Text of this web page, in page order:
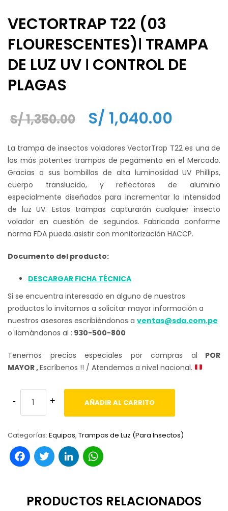
VECTORTRAP T22 (03
FLOURESCENTES)ǀ TRAMPA
DE LUZ UV ǀ CONTROL DE
PLAGAS
S/1,350.00
El
original
era:
S/ 1,350.00.
S/ 1,040.00
actual
es:
S/
La trampa de insectos voladores VectorTrap T22 es una de
las más potentes trampas de pegamento en el Mercado.
Gracias a sus bombillas de alta luminosidad UV Phillips,
cuerpo translucido, y reflectores de aluminio
especialmente diseñados para incrementar la intensidad
de luz UV. Estas trampas capturarán cualquier insecto
volador en cuestión de segundos. Fabricada conforme
norma FDA puede asistir con monitorización HACCP.
Documento del producto:
DESCARGAR FICHA TÉCNICA
Si se encuentra interesado en alguno de nuestros
productos lo invitamos a solicitar mayor información a
nuestros asesores escribiéndonos a ventas@sda.com.pe
o llamándonos al : 930-500-800
Tenemos precios especiales por compras al POR
MAYOR ,Escríbenos !! / Atendemos a nivel nacional.
AÑADIR AL CARRITO
Categorías: Equipos, Trampas de Luz (Para Insectos)
Facebook
TwitterLinkedIn
PRODUCTOS RELACIONADOS